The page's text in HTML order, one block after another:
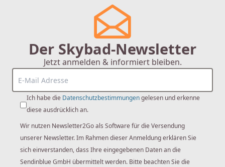
Der Skybad-Newsletter
Jetzt anmelden & informiert bleiben.
Ich habe die Datenschutzbestimmungengelesen und erkenne
diese ausdrücklich an.
Wir nutzen Newsletter2Go als Software für die Versendung
unserer Newsletter. Im Rahmen dieser Anmeldung erklären Sie
sich einverstanden, dass Ihre eingegebenen Daten an die
Sendinblue GmbH übermittelt werden. Bitte beachten Sie die